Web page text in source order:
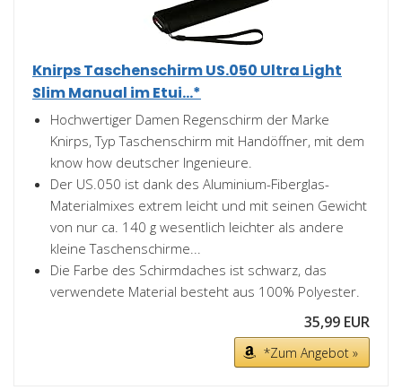
Knirps Taschenschirm US.050 Ultra Light
Slim Manual im Etui...*
Hochwertiger Damen Regenschirm der Marke
Knirps, Typ Taschenschirm mit Handöffner, mit dem
know how deutscher Ingenieure.
Der US.050 ist dank des Aluminium-Fiberglas-
Materialmixes extrem leicht und mit seinen Gewicht
von nur ca. 140 g wesentlich leichter als andere
kleine Taschenschirme...
Die Farbe des Schirmdaches ist schwarz, das
verwendete Material besteht aus 100% Polyester.
35,99 EUR
*Zum Angebot »